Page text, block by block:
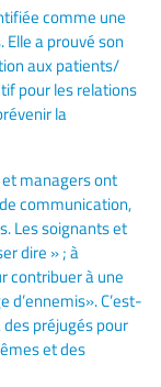
comme une
a prouvé son
aux patients/
pour les relations
la
managers ont
communication,
Les soignants et
dire » ; à
contribuer à une
d’ennemis». C’est-
préjugés pour
et des